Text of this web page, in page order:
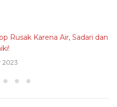
Rusak Karena Air, Sadari dan